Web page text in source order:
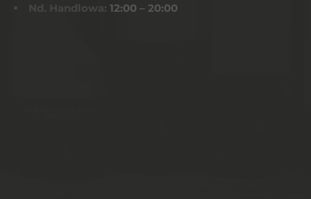
Nd. Handlowa: 12:00 – 20:00